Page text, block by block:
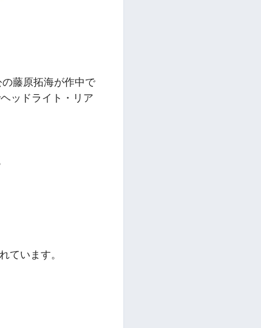
藤原拓海が作中で
ッドライト・リア
ています。